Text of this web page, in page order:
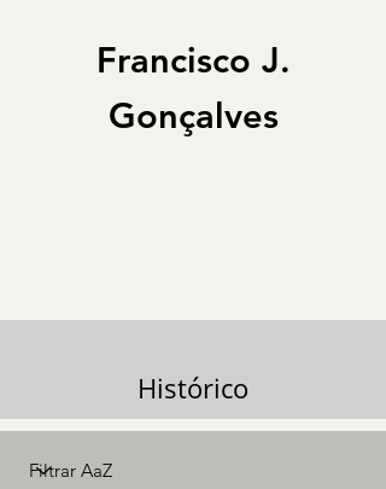
Francisco J.
Gonçalves
Histórico